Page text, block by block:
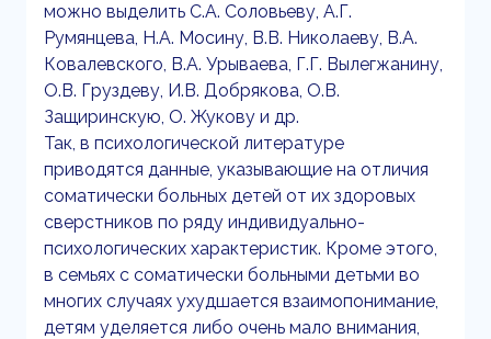
можно выделить С.А. Соловьеву, А.Г.
Румянцева, Н.А. Мосину, В.В. Николаеву, В.А.
Ковалевского, В.А. Урываева, Г.Г. Вылегжанину,
О.В. Груздеву, И.В. Добрякова, О.В.
Защиринскую, О. Жукову и др.
Так, в психологической литературе
приводятся данные, указывающие на отличия
соматически больных детей от их здоровых
сверстников по ряду индивидуально-
психологических характеристик. Кроме этого,
в семьях с соматически больными детьми во
многих случаях ухудшается взаимопонимание,
детям уделяется либо очень мало внимания,